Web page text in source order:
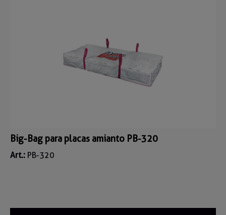
Big-Bag para placas amianto PB-320
Art.: PB-320